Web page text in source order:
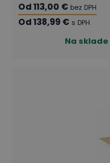
Od113,00 € bez DPH
Od138,99 € s DPH
Na sklade